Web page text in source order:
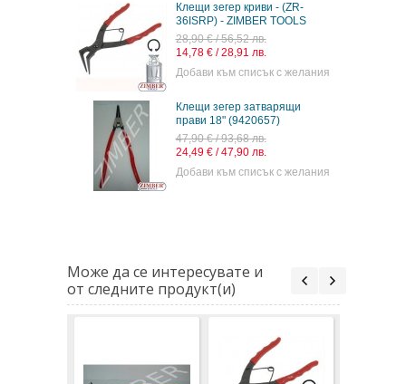
Клещи зегер криви - (ZR-
36ISRP) - ZIMBER TOOLS
28,90 € / 56,52 лв.
14,78 € / 28,91 лв.
Добави към списък с желания
Клещи зегер затварящи
прави 18" (9420657)
47,90 € / 93,68 лв.
24,49 € / 47,90 лв.
Добави към списък с желания
Може да се интересувате и
от следните продукт(и)